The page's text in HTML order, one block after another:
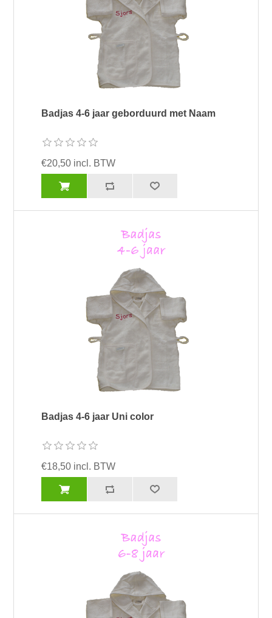
Badjas 4-6 jaar geborduurd met Naam
€20,50 incl. BTW
Badjas 4-6 jaar Uni color
€18,50 incl. BTW